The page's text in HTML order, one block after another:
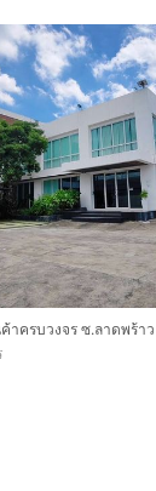
ตี้ เอสเตท จำกัด
xxxxxx206